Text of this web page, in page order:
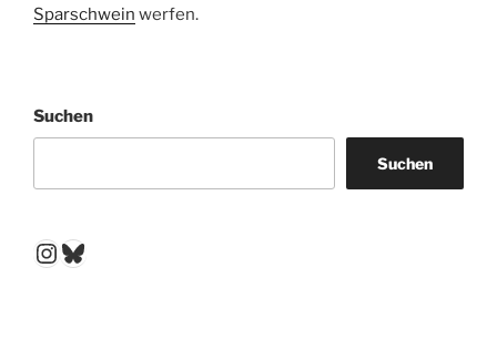
Sparschwein werfen.
Suchen
Suchen
Instagram
Bluesky